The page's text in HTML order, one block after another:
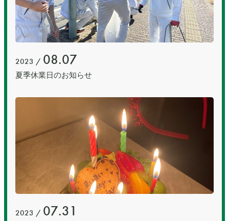
2023 / 08.07
夏季休業日のお知らせ
2023 / 07.31